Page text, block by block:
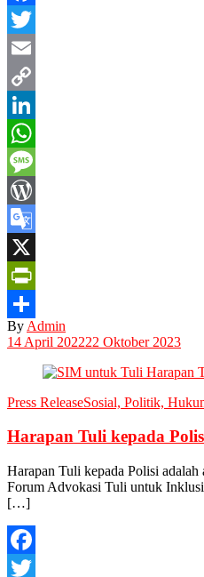
Facebook
Twitter
Email
Copy
Link
LinkedIn
WhatsApp
Message
WordPress
Google
Translate
X
PrintFriendly
Share
By Admin
14 April 202222 Oktober 2023
Press ReleaseSosial, Politik,
Harapan Tuli kepada
Harapan Tuli kepada Polisi
Forum Advokasi Tuli untuk
[…]
Facebook